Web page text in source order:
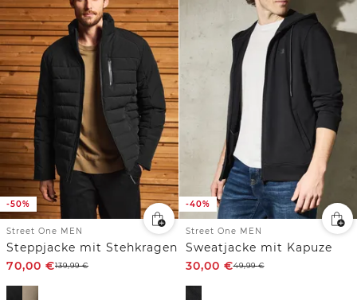
-50%
Street One MEN
Steppjacke mit Stehkragen
70,00 €139,99€
-40%
Street One MEN
Sweatjacke mit Kapuze
30,00 €49,99€